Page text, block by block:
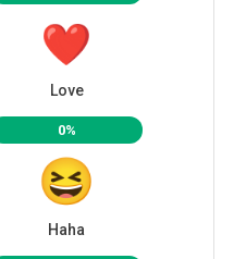
Love
0%
Haha